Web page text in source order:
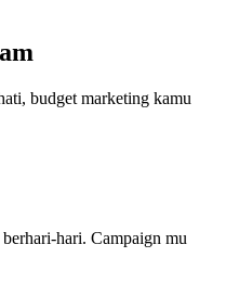
budget marketing kamu
hari. Campaign mu